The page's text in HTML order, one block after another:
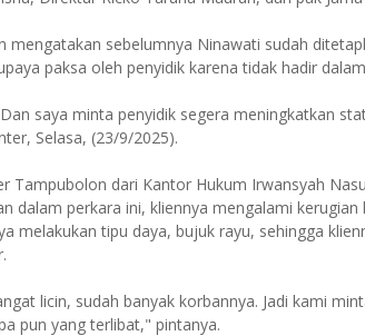
mengatakan sebelumnya Ninawati sudah
paksa oleh penyidik karena tidak hadir
saya minta penyidik segera meningkatkan
Selasa, (23/9/2025).
Tampubolon dari Kantor Hukum Irwansyah
dalam perkara ini, kliennya mengalami
melakukan tipu daya, bujuk rayu, sehingga
licin, sudah banyak korbannya. Jadi kami
pun yang terlibat," pintanya.